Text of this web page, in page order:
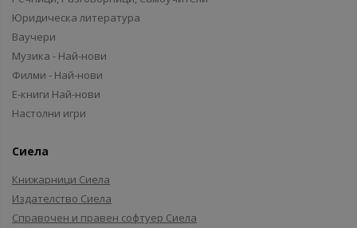
Юридическа литература
Ваучери
Музика - Най-нови
Филми - Най-нови
Е-книги Най-нови
Настолни игри
Сиела
Книжарници Сиела
Издателство Сиела
Справочен и правен софтуер Сиела